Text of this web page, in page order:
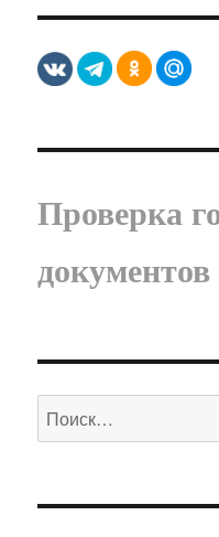
Проверка
документов
Искать: